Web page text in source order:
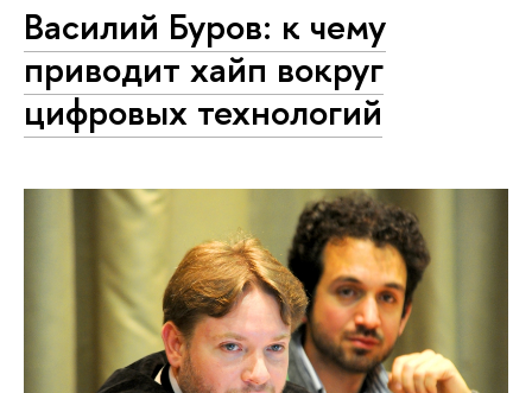
Василий Буров: к чему
приводит хайп вокруг
цифровых технологий